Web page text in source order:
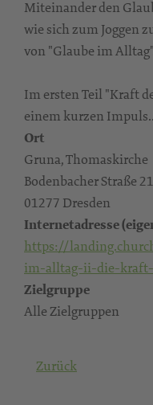
Miteinander den
wie sich zum Joggen
von "Glaube im
Im ersten Teil "Kraft
einem kurzen
Ort
Gruna, Thomaskirche
Bodenbacher Straße 21
01277 Dresden
Internetadresse
https://
im-alltag-ii-die-kraft-
Zielgruppe
Alle Zielgruppen
Zurück